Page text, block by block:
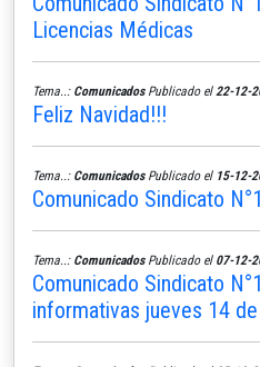
Licencias Médicas
Tema..: ComunicadosPublicado el 22-12-
Feliz Navidad!!!
Tema..: ComunicadosPublicado el 15-12-
Comunicado Sindicato N°1
Tema..: ComunicadosPublicado el 07-12-
Comunicado Sindicato
informativas jueves 14